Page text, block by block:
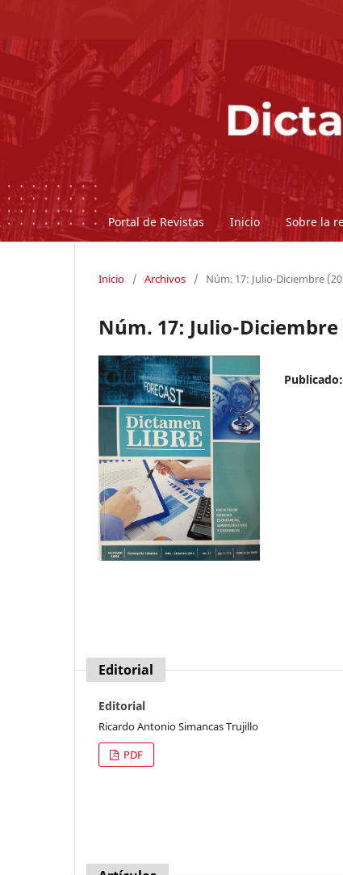
Portal de Revistas Inicio Sobre la
Inicio / Archivos / Núm. 17: Julio-Diciembre
Núm. 17: Julio-
Publicado:
Editorial
Editorial
Ricardo Antonio Simancas Trujillo
PDF